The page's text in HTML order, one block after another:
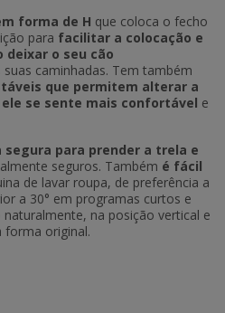
forma de H que coloca o fecho
para facilitar a colocação e
deixar o seu cão
suas caminhadas. Tem também
que permitem alterar a
se sente mais confortável e
para prender a trela e
seguros. Também é fácil
de lavar roupa, de preferência a
a 30° em programas curtos e
na posição vertical e
forma original.